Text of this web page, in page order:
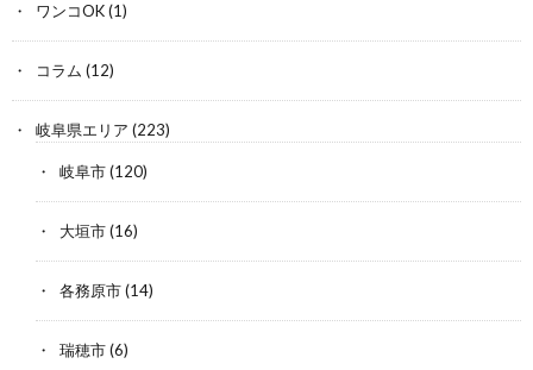
ワンコOK(1)
コラム (12)
岐阜県エリア (223)
岐阜市(120)
大垣市(16)
各務原市(14)
瑞穂市(6)